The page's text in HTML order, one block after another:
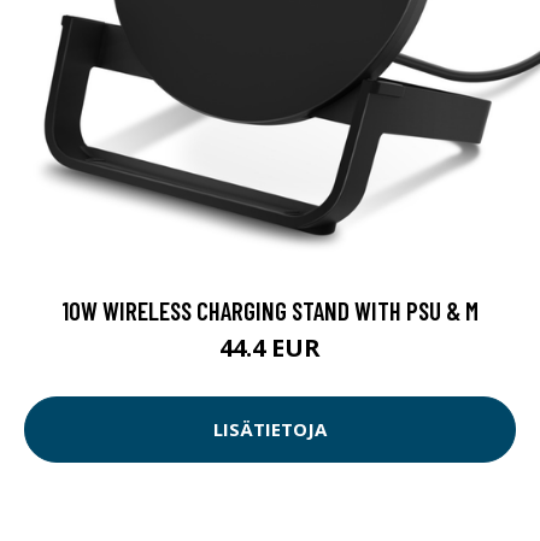
10W WIRELESS CHARGING STAND WITH PSU & M
44.4 EUR
LISÄTIETOJA